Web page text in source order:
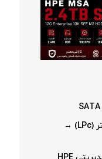
مصرف برق کمتر و حرارت پایین‌تر (LPc) →